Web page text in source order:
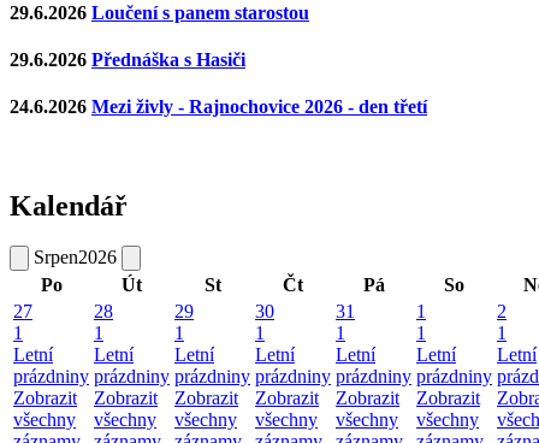
29.6.2026 Loučení s panem starostou
29.6.2026 Přednáška s Hasiči
24.6.2026 Mezi živly - Rajnochovice 2026 - den třetí
Kalendář
Srpen2026
Po
Út St Čt Pá So
27
1
Letní
prázdniny
Zobrazit
všechny
28
1
Letní
prázdniny
Zobrazit
všechny
29
1
Letní
prázdniny
Zobrazit
všechny
30
1
Letní
prázdniny
Zobrazit
všechny
31
1
Letní
prázdniny
Zobrazit
všechny
1
1
Letní
prázdniny
Zobrazit
všechny
2
1
Letní